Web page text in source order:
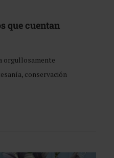
que cuentan
orgullosamente
conservación